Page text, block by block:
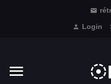
Login